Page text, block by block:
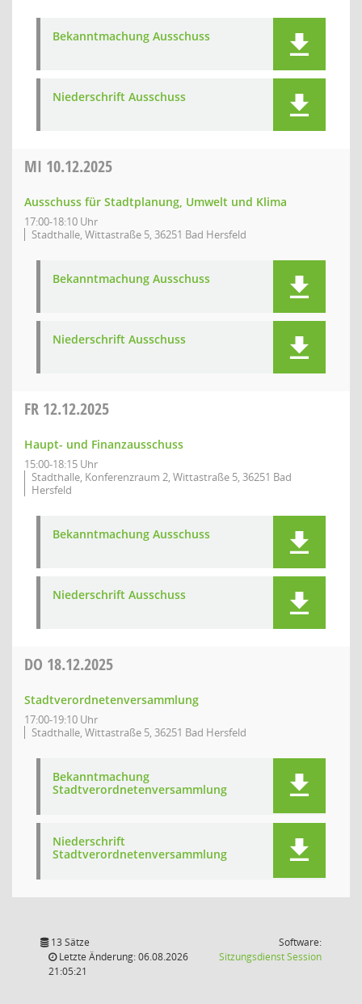
Bekanntmachung Ausschuss
Niederschrift Ausschuss
MI 10.12.2025
Ausschuss für Stadtplanung, Umwelt und Klima
17:00-18:10 Uhr
Stadthalle, Wittastraße 5, 36251 Bad Hersfeld
Bekanntmachung Ausschuss
Niederschrift Ausschuss
FR 12.12.2025
Haupt- und Finanzausschuss
15:00-18:15 Uhr
Stadthalle, Konferenzraum 2, Wittastraße 5, 36251 Bad
Hersfeld
Bekanntmachung Ausschuss
Niederschrift Ausschuss
DO 18.12.2025
Stadtverordnetenversammlung
17:00-19:10 Uhr
Stadthalle, Wittastraße 5, 36251 Bad Hersfeld
Bekanntmachung
Stadtverordnetenversammlung
Niederschrift
Stadtverordnetenversammlung
13 Sätze
Letzte Änderung: 06.08.2026
21:05:21
Software:
SitzungsdienstSession(Wird in